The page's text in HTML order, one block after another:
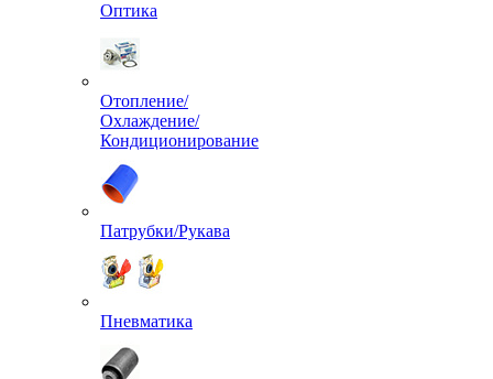
Оптика
Отопление/
Охлаждение/
Кондиционирование
Патрубки/Рукава
Пневматика